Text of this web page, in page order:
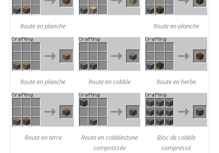
Route en planche Route en planche
Route en planche Route en cobble Route en herbe
Route en terre
Route en cobblestone
compressée
Bloc de cobble
compressé